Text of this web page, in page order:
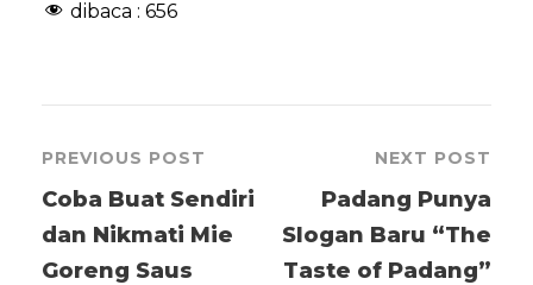
dibaca : 656
PREVIOUS POST
Coba Buat Sendiri
dan Nikmati Mie
Goreng Saus
NEXT POST
Padang Punya
Slogan Baru “The
Taste of Padang”